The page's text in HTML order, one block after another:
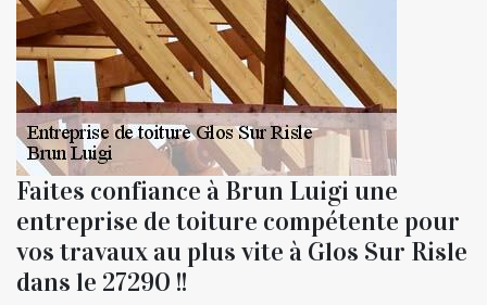
Faites confiance à Brun Luigi une
entreprise de toiture compétente pour
vos travaux au plus vite à Glos Sur Risle
dans le 27290 !!